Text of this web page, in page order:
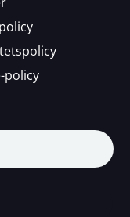
policy